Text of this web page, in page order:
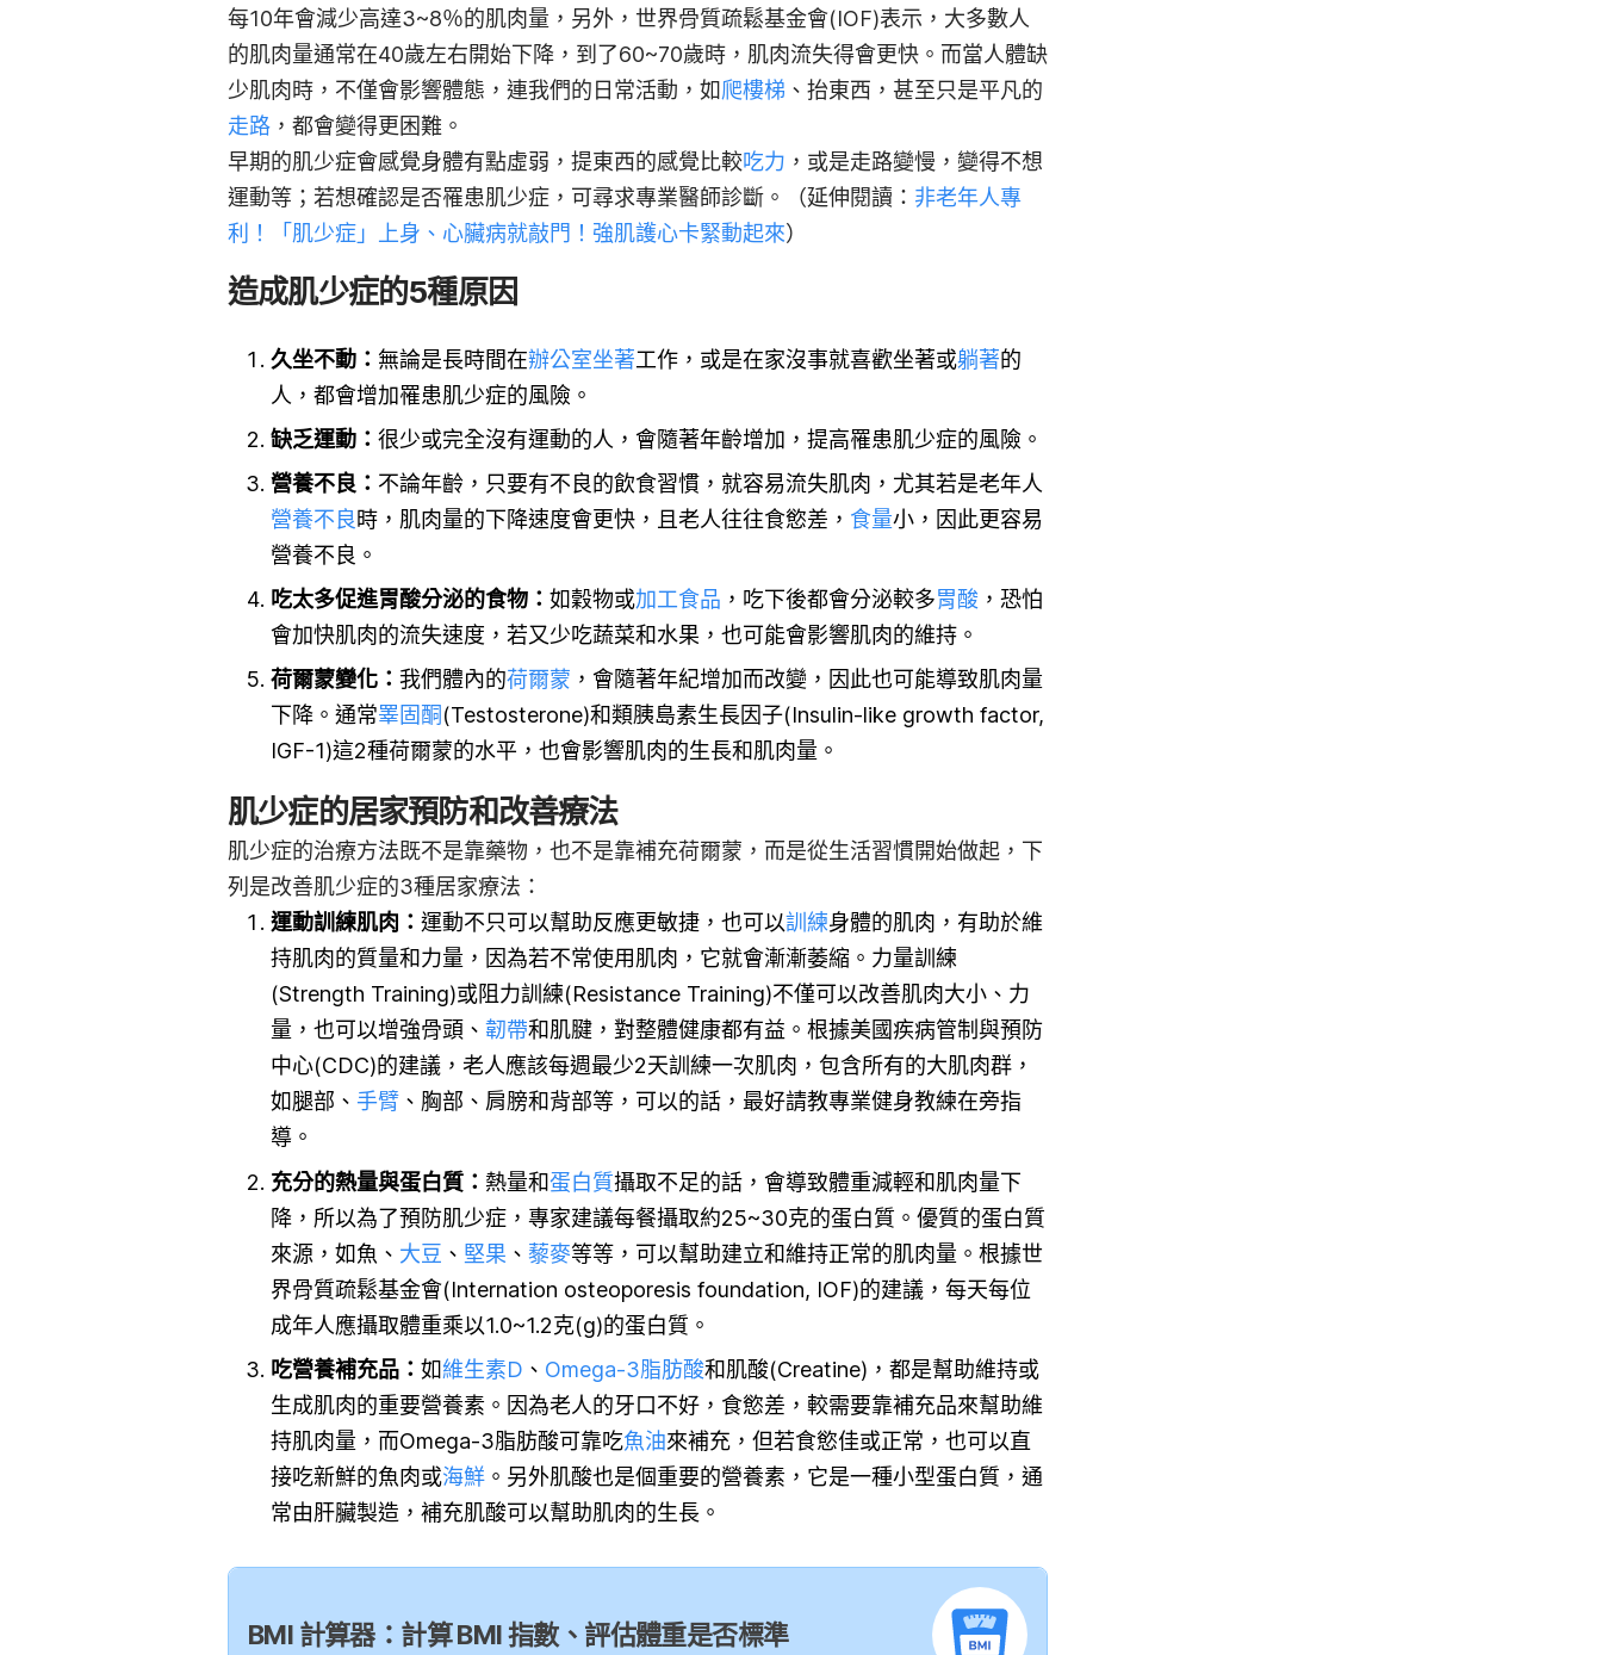
每10年會減少高達3~8％的肌肉量，另外，世界骨質疏鬆基金會(IOF)表示，大多數人
的肌肉量通常在40歲左右開始下降，到了60~70歲時，肌肉流失得會更快。而當人體缺
少肌肉時，不僅會影響體態，連我們的日常活動，如爬樓梯 、抬東西，甚至只是平凡的
走路 ，都會變得更困難。
早期的肌少症會感覺身體有點虛弱，提東西的感覺比較吃力 ，或是走路變慢，變得不想
運動等；若想確認是否罹患肌少症，可尋求專業醫師診斷。（延伸閱讀： 非老年人專
利！「肌少症」上身、心臟病就敲門！強肌護心卡緊動起來）
造成肌少症的5種原因
久坐不動： 無論是長時間在辦公室坐著工作，或是在家沒事就喜歡坐著或躺著的
人，都會增加罹患肌少症的風險。
缺乏運動： 很少或完全沒有運動的人，會隨著年齡增加，提高罹患肌少症的風險。
營養不良： 不論年齡，只要有不良的飲食習慣，就容易流失肌肉，尤其若是老年人
營養不良時，肌肉量的下降速度會更快，且老人往往食慾差， 食量小，因此更容易
營養不良。
吃太多促進胃酸分泌的食物： 如穀物或加工食品 ，吃下後都會分泌較多胃酸 ，恐怕
會加快肌肉的流失速度，若又少吃蔬菜和水果，也可能會影響肌肉的維持。
荷爾蒙變化： 我們體內的荷爾蒙 ，會隨著年紀增加而改變，因此也可能導致肌肉量
下降。通常睪固酮(Testosterone)和類胰島素生長因子(Insulin-like growth factor,
IGF-1)這2種荷爾蒙的水平，也會影響肌肉的生長和肌肉量。
肌少症的居家預防和改善療法
肌少症的治療方法既不是靠藥物，也不是靠補充荷爾蒙，而是從生活習慣開始做起，下
列是改善肌少症的3種居家療法：
運動訓練肌肉： 運動不只可以幫助反應更敏捷，也可以訓練身體的肌肉，有助於維
持肌肉的質量和力量，因為若不常使用肌肉，它就會漸漸萎縮。力量訓練
(Strength Training)或阻力訓練(Resistance Training)不僅可以改善肌肉大小、力
量，也可以增強骨頭、 韌帶和肌腱，對整體健康都有益。根據美國疾病管制與預防
中心(CDC)的建議，老人應該每週最少2天訓練一次肌肉，包含所有的大肌肉群，
如腿部、 手臂 、胸部、肩膀和背部等，可以的話，最好請教專業健身教練在旁指
導。
充分的熱量與蛋白質： 熱量和蛋白質攝取不足的話，會導致體重減輕和肌肉量下
降，所以為了預防肌少症，專家建議每餐攝取約25~30克的蛋白質。優質的蛋白質
來源，如魚、 大豆 、 堅果 、 藜麥等等，可以幫助建立和維持正常的肌肉量。根據世
界骨質疏鬆基金會(Internation osteoporesis foundation, IOF)的建議，每天每位
成年人應攝取體重乘以1.0~1.2克(g)的蛋白質。
吃營養補充品： 如維生素D 、 Omega-3脂肪酸和肌酸(Creatine)，都是幫助維持或
生成肌肉的重要營養素。因為老人的牙口不好，食慾差，較需要靠補充品來幫助維
持肌肉量，而Omega-3脂肪酸可靠吃魚油來補充，但若食慾佳或正常，也可以直
接吃新鮮的魚肉或海鮮 。另外肌酸也是個重要的營養素，它是一種小型蛋白質，通
常由肝臟製造，補充肌酸可以幫助肌肉的生長。
BMI 計算器：計算 BMI 指數、評估體重是否標準